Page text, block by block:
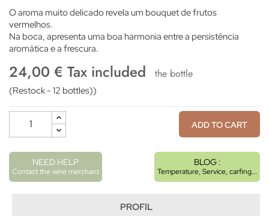
O aroma muito delicado revela um bouquet de frutos
vermelhos.
Na boca, apresenta uma boa harmonia entre a persistência
aromática e a frescura.
24,00 € Tax included the bottle
(Restock - 12 bottles))
PROFIL
ADD TO CART
NEED HELP
Contact the wine merchant
BLOG :
Temperature, Service, carfing...